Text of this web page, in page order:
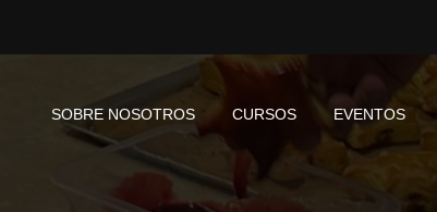
SOBRE NOSOTROS CURSOS EVENTOS